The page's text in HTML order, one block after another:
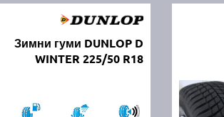
Зимни гуми DUNLOP D
WINTER 225/50 R18